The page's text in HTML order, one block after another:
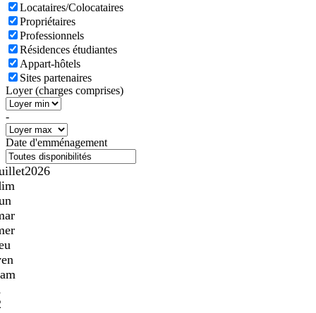
Locataires/Colocataires
Propriétaires
Professionnels
Résidences étudiantes
Appart-hôtels
Sites partenaires
Loyer (charges comprises)
-
Date d'emménagement
2026